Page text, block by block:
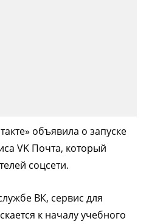
объявила о запуске
VK Почта, который
соцсети.
ВК, сервис для
к началу учебного